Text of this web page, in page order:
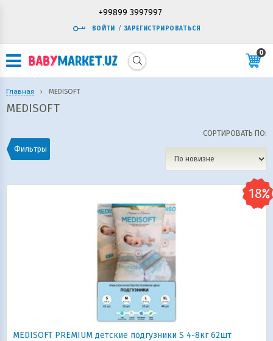
+99899 3997997
ВОЙТИ / ЗАРЕГИСТРИРОВАТЬСЯ
0
Главная › MEDISOFT
MEDISOFT
Фильтры
СОРТИРОВАТЬ ПО:
MEDISOFT PREMIUM детские подгузники S 4-8кг 62шт